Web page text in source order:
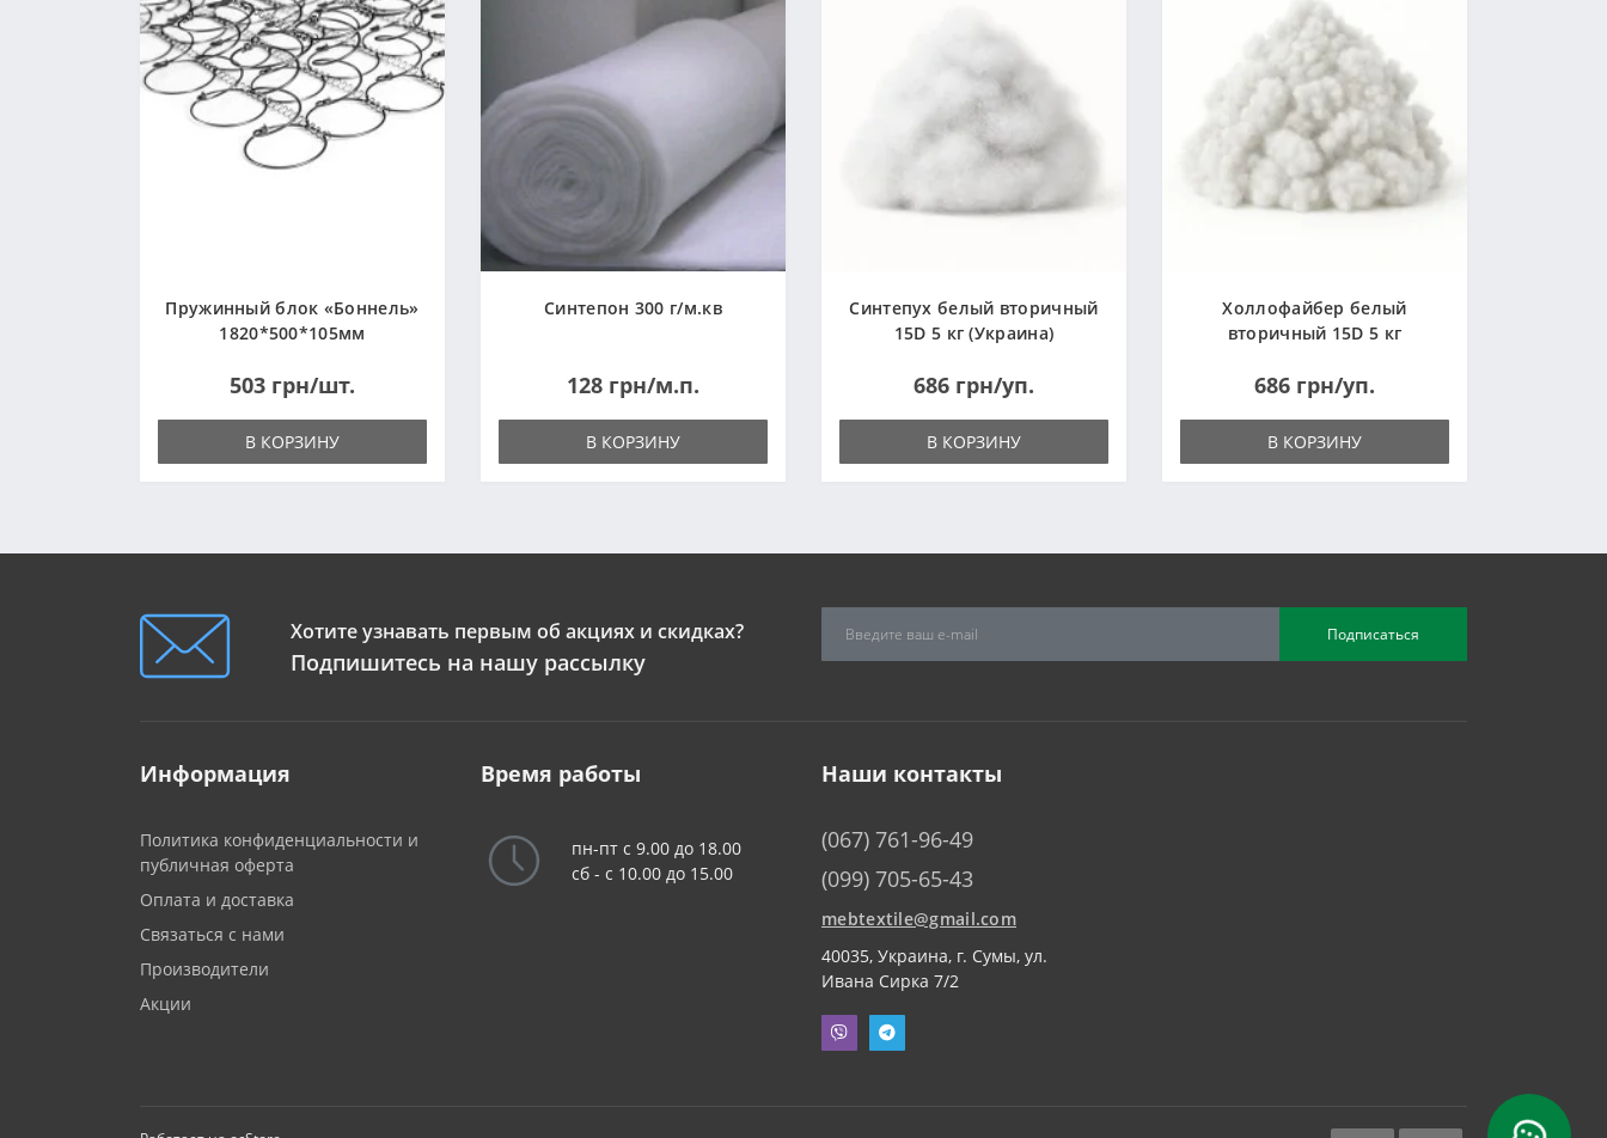
Пружинный блок «Боннель»
1820*500*105мм
503 грн/шт.
В КОРЗИНУ
Синтепон 300 г/м.кв
128 грн/м.п.
В КОРЗИНУ
Синтепух белый вторичный
15D 5 кг (Украина)
686 грн/уп.
В КОРЗИНУ
Холлофайбер белый
вторичный 15D 5 кг
686 грн/уп.
В КОРЗИНУ
Хотите узнавать первым об акциях и скидках?
Подпишитесь на нашу рассылку
Подписаться
Информация
Политика конфиденциальности и
публичная оферта
Оплата и доставка
Связаться с нами
Производители
Акции
Время работы
пн-пт с 9.00 до 18.00
сб - c 10.00 до 15.00
Наши контакты
(067) 761-96-49
(099) 705-65-43
mebtextile@gmail.com
40035, Украина, г. Сумы, ул.
Ивана Сирка 7/2